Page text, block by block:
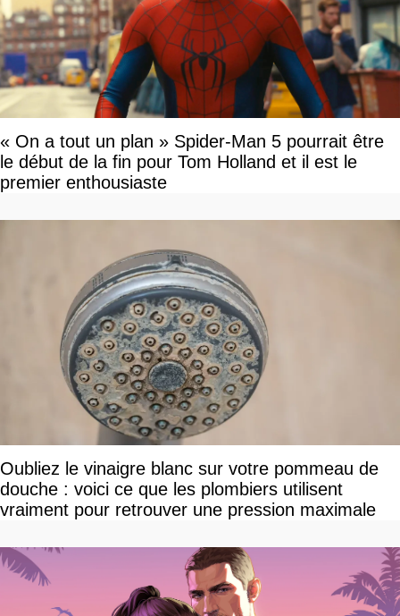
« On a tout un plan » Spider-Man 5 pourrait être
le début de la fin pour Tom Holland et il est le
premier enthousiaste
Oubliez le vinaigre blanc sur votre pommeau de
douche : voici ce que les plombiers utilisent
vraiment pour retrouver une pression maximale